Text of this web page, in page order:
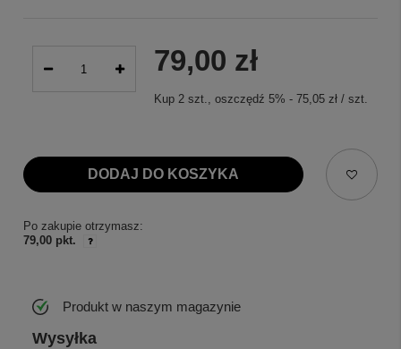
79,00 zł
Kup 2 szt., oszczędź 5% - 75,05 zł/ szt.
DODAJ DO KOSZYKA
Po zakupie otrzymasz:
79,00 pkt.
Produkt w naszym magazynie
Wysyłka